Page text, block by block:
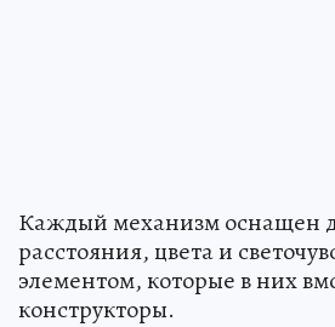
Каждый механизм оснащен
расстояния, цвета и
элементом, которые в них
конструкторы.